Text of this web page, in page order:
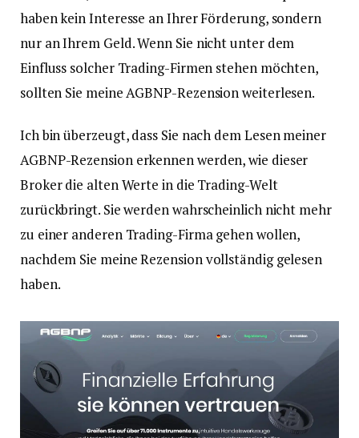
haben kein Interesse an Ihrer Förderung, sondern
nur an Ihrem Geld. Wenn Sie nicht unter dem
Einfluss solcher Trading-Firmen stehen möchten,
sollten Sie meine AGBNP-Rezension weiterlesen.
Ich bin überzeugt, dass Sie nach dem Lesen meiner
AGBNP-Rezension erkennen werden, wie dieser
Broker die alten Werte in die Trading-Welt
zurückbringt. Sie werden wahrscheinlich nicht mehr
zu einer anderen Trading-Firma gehen wollen,
nachdem Sie meine Rezension vollständig gelesen
haben.